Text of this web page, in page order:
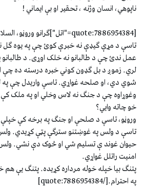
ناپوهي، انسان وژنه ، تحقير او بې ايماني !
[quote:7886954384="اتل"]ګرانو وروڼو، السلام علیکم
تاسې د مړې ګیډې نه خبرې کوئ چې په یوه ګل
عمل ندئ چې د طالبانو نه خلک اوړی. د
لري. زموږ د بل ګډون کوني خبره درسته ده چې
شوي دي، او صلحه غواړي. تاسې واریدل چې په
وغوړاوه چې د جنګ نه لاس وخلي او په ملک کې
خو چاته وايي؟
وروڼو، تاسې د صلحې او جنګ په برخه کې
تاسې د ولس په غوښتنو سترګې پټې کړیدي.
حیوان غوند ې تسلیم شي او څوک دې نشي. ولس
امنیت راتلل غواړي.
پتنګ بیا خپله خوله مرداره کړیده. پتنګ یې
په احترام.[/quote:7886954384]